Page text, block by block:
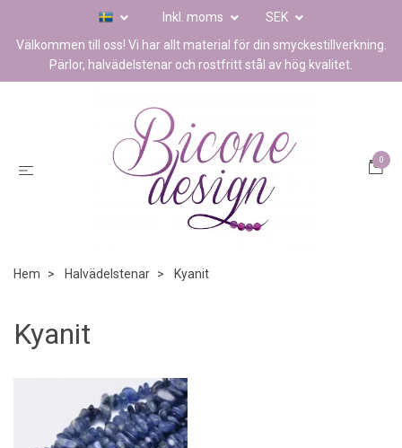
Inkl. moms
SEK
Välkommen till oss! Vi har allt material för din smyckestillverkning.
Pärlor, halvädelstenar och rostfritt stål av hög kvalitet.
0
Hem Halvädelstenar Kyanit
Kyanit